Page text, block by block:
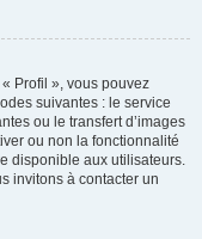
Profil », vous pouvez
suivantes : le service
ou le transfert d’images
ou non la fonctionnalité
disponible aux utilisateurs.
invitons à contacter un